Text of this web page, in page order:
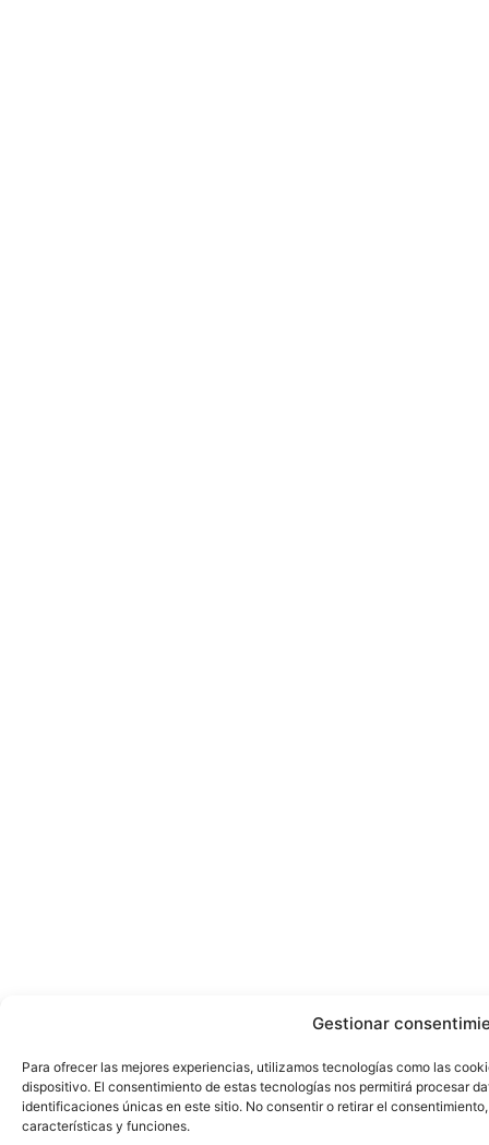
Gestionar
Para ofrecer las mejores experiencias, utilizamos tecnologías como las
dispositivo. El consentimiento de estas tecnologías nos permitirá procesar
identificaciones únicas en este sitio. No consentir o retirar el
características y funciones.